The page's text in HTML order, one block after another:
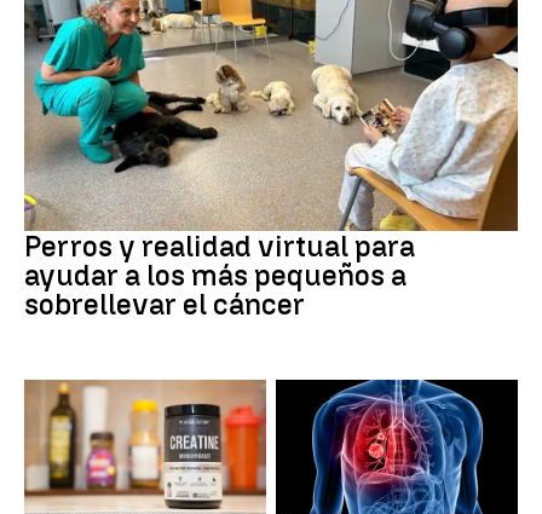
Galicia
Perros y realidad virtual para
ayudar a los más pequeños a
sobrellevar el cáncer
Suplementos deportivos Cáncer de pulmón